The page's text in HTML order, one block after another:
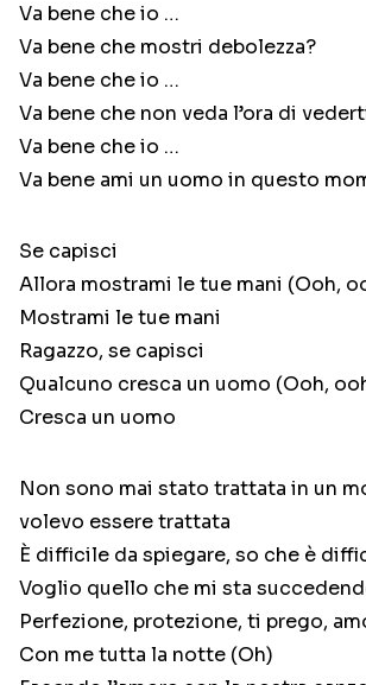
Va bene che io …
Va bene che mostri debolezza?
Va bene che io …
Va bene che non veda l’ora di
Va bene che io …
Va bene ami un uomo in questo
Se capisci
Allora mostrami le tue mani (Ooh,
Mostrami le tue mani
Ragazzo, se capisci
Qualcuno cresca un uomo (Ooh,
Cresca un uomo
Non sono mai stato trattata in un
volevo essere trattata
È difficile da spiegare, so che è
Voglio quello che mi sta
Perfezione, protezione, ti prego,
Con me tutta la notte (Oh)